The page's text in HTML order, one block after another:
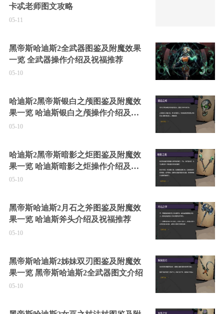
卡忒老师图文攻略
05-11
黑帝斯哈迪斯2全武器图鉴及附魔效果
一览 全武器操作介绍及祝福推荐
05-10
哈迪斯2黑帝斯银白之颅图鉴及附魔效
果一览 哈迪斯银白之颅操作介绍及祝
福推荐
05-10
哈迪斯2黑帝斯暗影之炬图鉴及附魔效
果一览 哈迪斯暗影之炬操作介绍及祝
福推荐
05-10
黑帝斯哈迪斯2月石之斧图鉴及附魔效
果一览 哈迪斯斧头介绍及祝福推荐
05-10
黑帝斯哈迪斯2姊妹双刃图鉴及附魔效
果一览 黑帝斯哈迪斯2全武器图文介绍
05-10